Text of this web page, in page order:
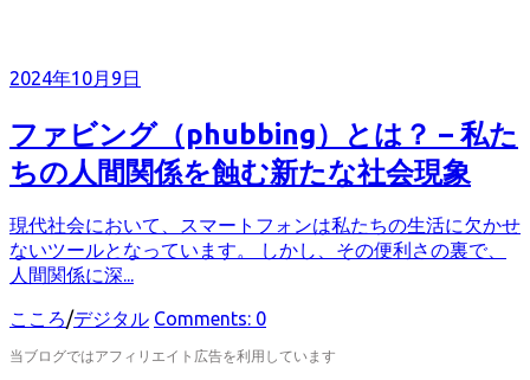
2024年10月9日
ファビング（phubbing）とは？ – 私た
ちの人間関係を蝕む新たな社会現象
現代社会において、スマートフォンは私たちの生活に欠かせ
ないツールとなっています。 しかし、その便利さの裏で、
人間関係に深...
カ
ゴ
こころ/デジタル Comments: 0
当ブログではアフィリエイト広告を利用しています